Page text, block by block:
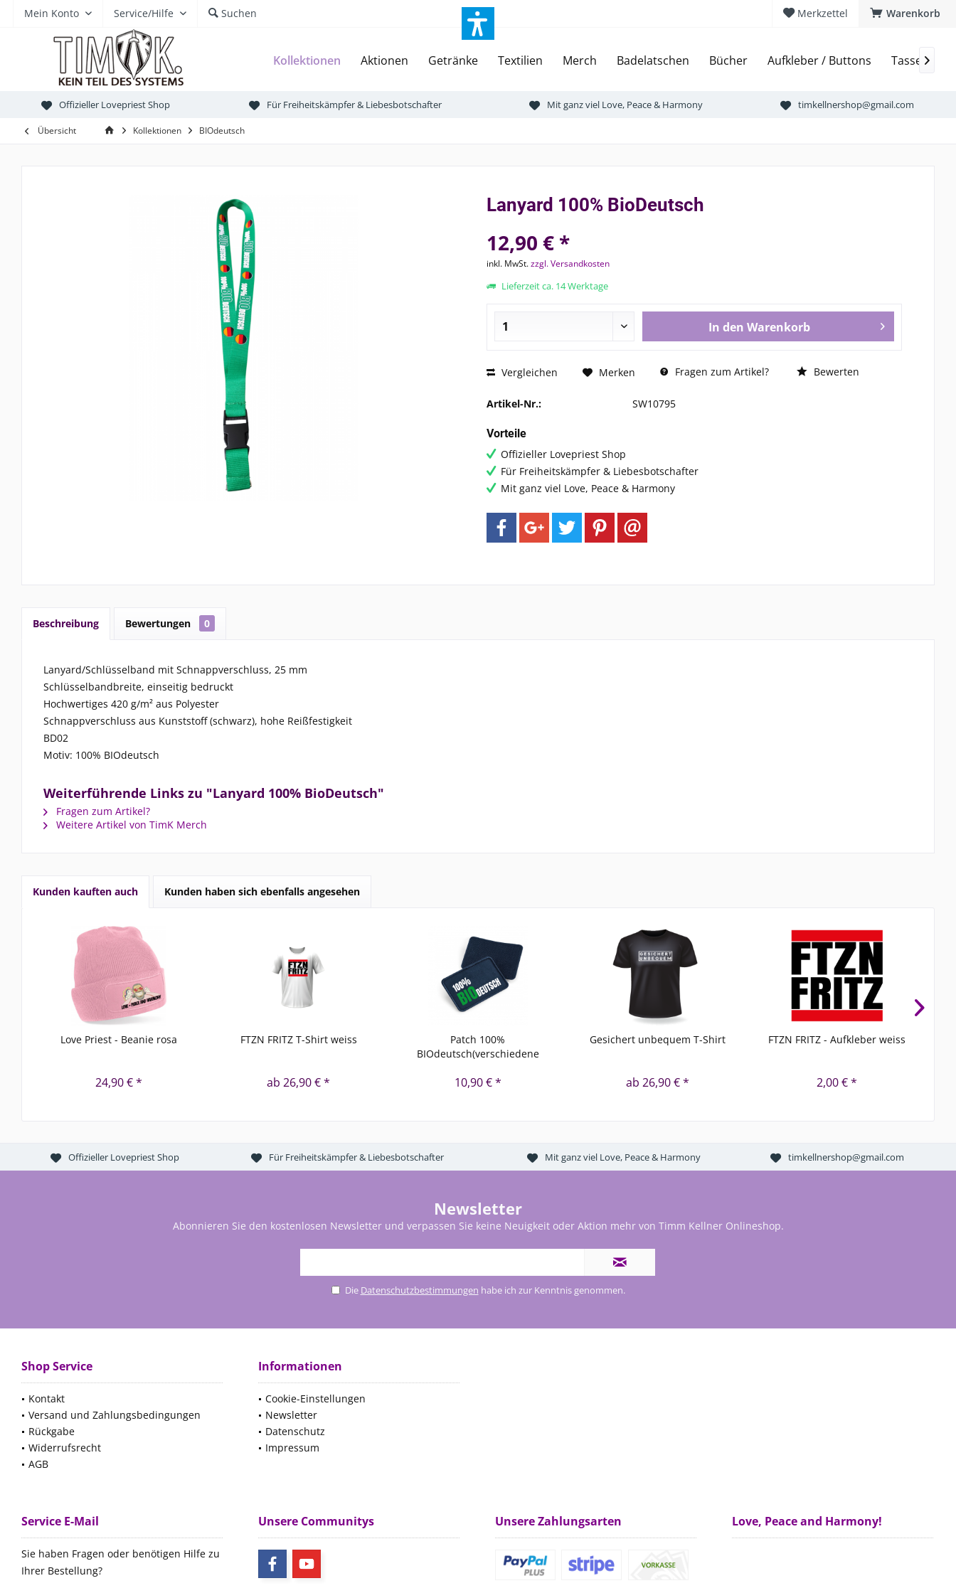
Warenkorb
Merkzettel
Mein Konto Service/Hilfe Suchen
Kollektionen Aktionen Getränke Textilien Merch Badelatschen Bücher Aufkleber / Buttons Tassen &

Offizieller Lovepriest Shop Für Freiheitskämpfer & Liebesbotschafter Mit ganz viel Love, Peace & Harmony timkellnershop@gmail.com
Übersicht Kollektionen BIOdeutsch
Lanyard 100% BioDeutsch
12,90 € *
inkl. MwSt.zzgl. Versandkosten
Lieferzeit ca. 14 Werktage
In den Warenkorb
Vergleichen Merken Fragen zum Artikel? Bewerten
Artikel-Nr.: SW10795
Vorteile
Offizieller Lovepriest Shop
Für Freiheitskämpfer & Liebesbotschafter
Mit ganz viel Love, Peace & Harmony
Beschreibung Bewertungen 0
Lanyard/Schlüsselband mit Schnappverschluss, 25 mm
Schlüsselbandbreite, einseitig bedruckt
Hochwertiges 420 g/m² aus Polyester
Schnappverschluss aus Kunststoff (schwarz), hohe Reißfestigkeit
BD02
Motiv: 100% BIOdeutsch
Weiterführende Links zu "Lanyard 100% BioDeutsch"
Fragen zum Artikel?
Weitere Artikel von TimK Merch
Kunden kauften auch Kunden haben sich ebenfalls angesehen
Love Priest - Beanie rosa
24,90 € *
FTZN FRITZ T-Shirt weiss
ab 26,90 € *
Patch 100%
BIOdeutsch(verschiedene
10,90 € *
Gesichert unbequem T-Shirt
ab 26,90 € *
FTZN FRITZ - Aufkleber weiss
2,00 € *
Offizieller Lovepriest Shop Für Freiheitskämpfer & Liebesbotschafter Mit ganz viel Love, Peace & Harmony timkellnershop@gmail.com
Newsletter
Abonnieren Sie den kostenlosen Newsletter und verpassen Sie keine Neuigkeit oder Aktion mehr von Timm Kellner Onlineshop.
Die Datenschutzbestimmungen habe ich zur Kenntnis genommen.
Shop Service
Kontakt
Versand und Zahlungsbedingungen
Rückgabe
Widerrufsrecht
AGB
Informationen
Cookie-Einstellungen
Newsletter
Datenschutz
Impressum
Service E-Mail
Sie haben Fragen oder benötigen Hilfe zu
Ihrer Bestellung?
Unsere Communitys Unsere Zahlungsarten Love, Peace and Harmony!